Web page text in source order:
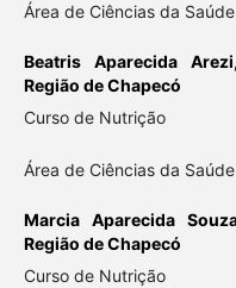
Área de Ciências da Saúde
Beatris Aparecida
Região de Chapecó
Curso de Nutrição
Área de Ciências da Saúde
Marcia Aparecida
Região de Chapecó
Curso de Nutrição